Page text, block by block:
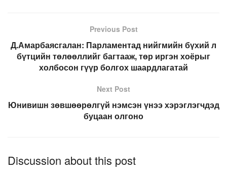
Previous Post
Д.Амарбаясгалан: Парламентад нийгмийн бүхий л
бүтцийн төлөөллийг багтааж, төр иргэн хоёрыг
холбосон гүүр болгох шаардлагатай
Next Post
Юнивишн зөвшөөрөлгүй нэмсэн үнээ хэрэглэгчдэд
буцаан олгоно
Discussion about this post